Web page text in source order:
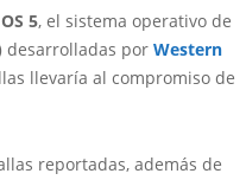
5, el sistema operativo de
desarrolladas por Western
llevaría al compromiso de
reportadas, además de